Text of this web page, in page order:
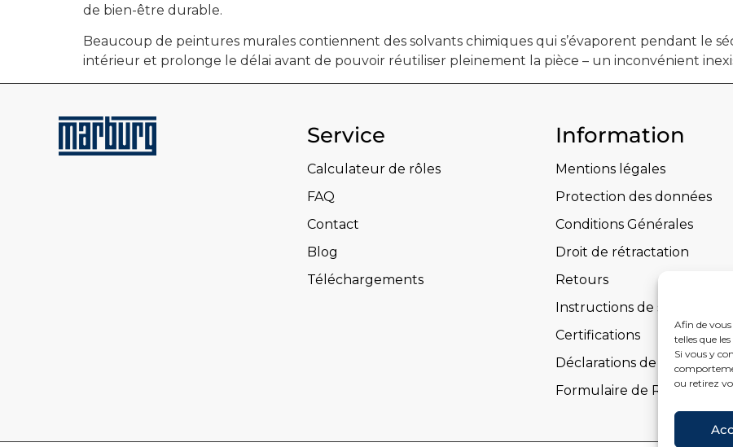
Afin de
telles que
Si vous y
ou retirez
de bien-être durable.
Beaucoup de peintures murales contiennent des solvants chimiques qui s’évaporent pendant le
intérieur et prolonge le délai avant de pouvoir réutiliser pleinement la pièce – un inconvénient
Service
Calculateur de rôles
FAQ
Contact
Blog
Téléchargements
Information
Mentions légales
Protection des données
Conditions Générales
Droit de rétractation
Retours
Instructions de sécurité
Certifications
Déclarations de
Formulaire de Rétractation